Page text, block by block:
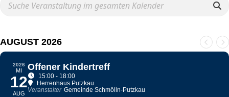
AUGUST 2026
2026
MI
12
AUG
Offener Kindertreff
15:00 - 18:00
Herrenhaus Putzkau
Veranstalter Gemeinde Schmölln-Putzkau